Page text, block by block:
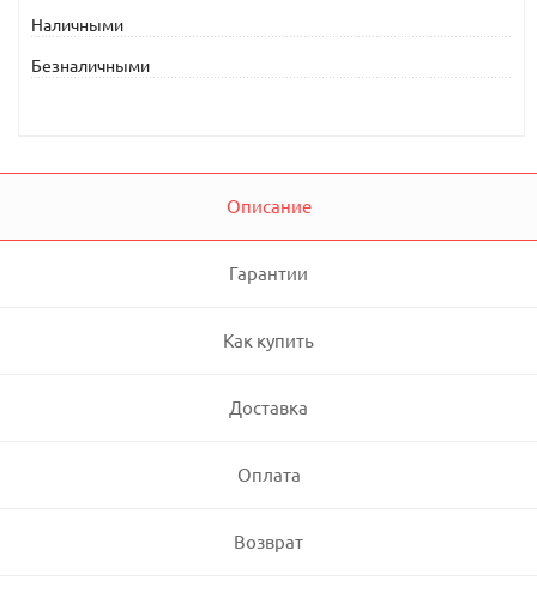
Наличными
Безналичными
Описание
Гарантии
Как купить
Доставка
Оплата
Возврат